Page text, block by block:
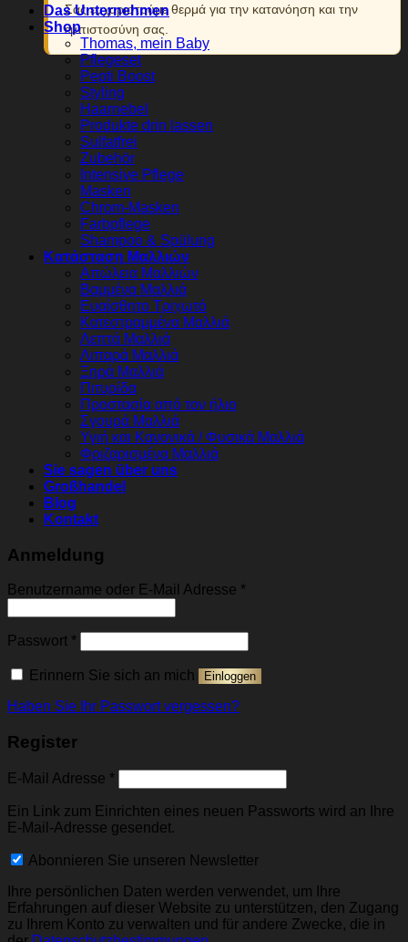
Σας ευχαριστούμε θερμά για την κατανόηση και την
εμπιστοσύνη σας.
Das Unternehmen
Shop
Thomas, mein Baby
Pflegeset
Pepti Boost
Styling
Haarnebel
Produkte drin lassen
Sulfatfrei
Zubehör
Intensive Pflege
Masken
Chrom-Masken
Farbpflege
Shampoo & Spülung
Κατάσταση Μαλλιών
Απώλεια Μαλλιών
Βαμμένα Μαλλιά
Ευαίσθητο Τριχωτό
Κατεστραμμένα Μαλλιά
Λεπτά Μαλλιά
Λιπαρά Μαλλιά
Ξηρά Μαλλιά
Πιτυρίδα
Προστασία από τον ήλιο
Σγουρά Μαλλιά
Υγιή και Κανονικά / Φυσικά Μαλλιά
Φριζαρισμένα Μαλλιά
Sie sagen über uns
Großhandel
Blog
Kontakt
Anmeldung
Benutzername oder E-Mail Adresse *Erforderlich
Passwort *Erforderlich
Erinnern Sie sich an mich Einloggen
Haben Sie Ihr Passwort vergessen?
Register
E-Mail Adresse *Erforderlich
Ein Link zum Einrichten eines neuen Passworts wird an Ihre
E-Mail-Adresse gesendet.
Abonnieren Sie unseren Newsletter
Ihre persönlichen Daten werden verwendet, um Ihre
Erfahrungen auf dieser Website zu unterstützen, den Zugang
zu Ihrem Konto zu verwalten und für andere Zwecke, die in